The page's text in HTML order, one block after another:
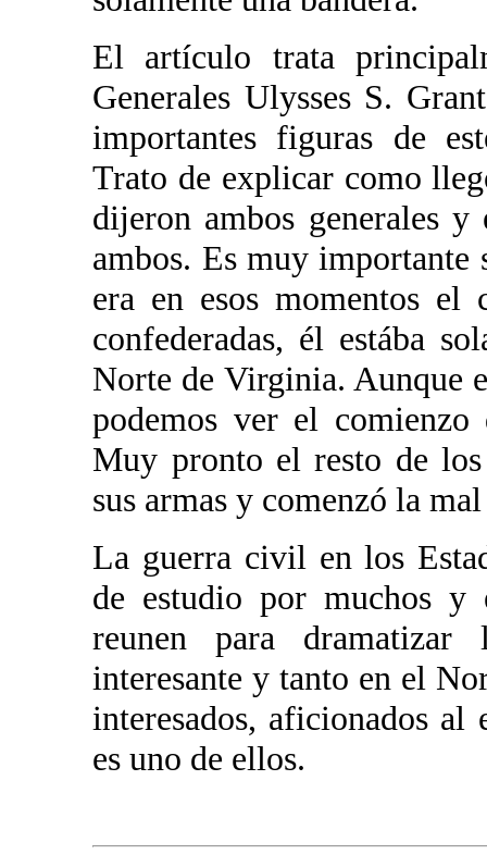
El artículo trata
Generales Ulysses S.
importantes figuras de
Trato de explicar como
dijeron ambos generales
ambos. Es muy importante
era en esos momentos el
confederadas, él estába
Norte de Virginia. Aunque
podemos ver el
Muy pronto el resto de los
sus armas y comenzó la
La guerra civil en los
de estudio por muchos y
reunen para
interesante y tanto en el
interesados, aficionados al
es uno de ellos.